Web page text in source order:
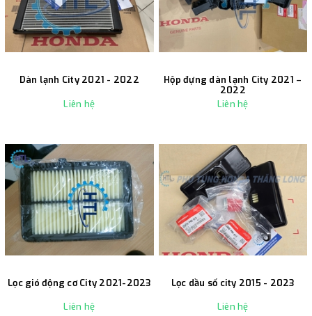
Dàn lạnh City 2021 - 2022
Liên hệ
Hộp đựng dàn lạnh City 2021 –
2022
Liên hệ
Lọc gió động cơ City 2021-2023
Liên hệ
Lọc dầu số city 2015 - 2023
Liên hệ